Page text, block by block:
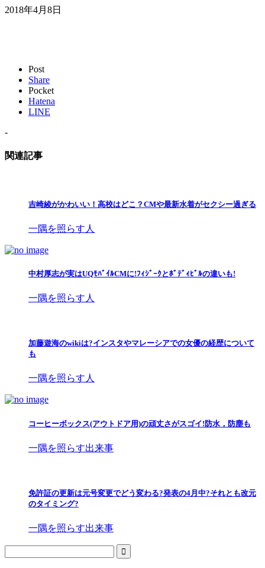
2018年4月8日
Post
Share
Pocket
Hatena
LINE
-
関連記事
吉崎綾がかわいい！高校はどこ？CMや最新水着がセクシー過ぎる
一隅を照らす人
中村厚志が実はUQﾓﾊﾞｲﾙCMに!ﾌｨｼﾞｰｸとﾎﾞﾃﾞｨﾋﾞﾙの違いも!
一隅を照らす人
加藤遊海のwikiは?インスタやマレーシアでの女優の経歴について
も
一隅を照らす人
コーヒーボックス(アウトドア用)の頑丈さがスゴイ!防水，防塵も
一隅を照らす出来事
免許証の更新は元号変更でどう変わる?発表の4月中?それとも改元
のタイミング?
一隅を照らす出来事